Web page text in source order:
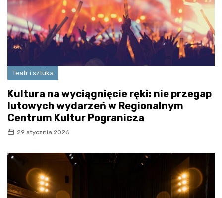
Teatr i sztuka
Kultura na wyciągnięcie ręki: nie przegap
lutowych wydarzeń w Regionalnym
Centrum Kultur Pogranicza
29 stycznia 2026